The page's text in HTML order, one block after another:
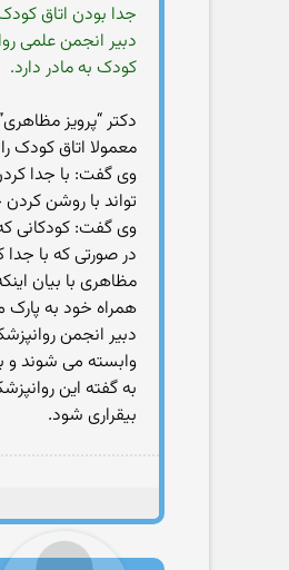
جدا بودن اتاق
دبیر انجمن علمی
کودک به مادر دارد.
دکتر “پرویز
معمولا اتاق کودک
وی گفت: با جدا
تواند با روشن
وی گفت: کودکانی
در صورتی که با جدا
مظاهری با بیان
همراه خود به پارک
دبیر انجمن
وابسته می شوند و
به گفته این
بیقراری شود.